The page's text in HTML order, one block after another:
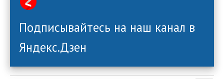
Подписывайтесь на наш канал в
Яндекс.Дзен